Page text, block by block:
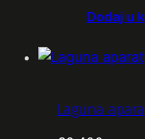
Dodaj u
Laguna